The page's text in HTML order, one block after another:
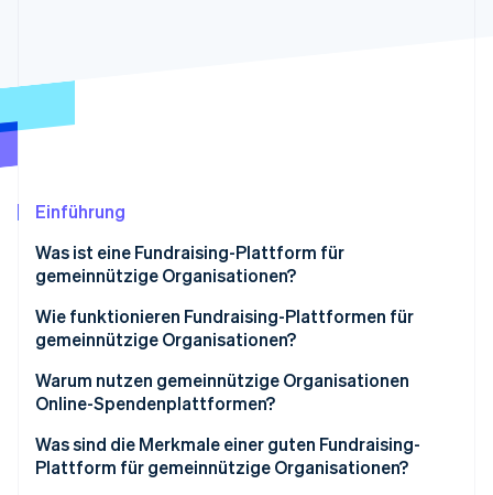
Stripe-Sessions 2026
Erfahren Sie, wie Stripe Lösungen für die
Jetzt ansehen
Einführung
Was ist eine Fundraising-Plattform für
gemeinnützige Organisationen?
Wie funktionieren Fundraising-Plattformen für
gemeinnützige Organisationen?
Warum nutzen gemeinnützige Organisationen
Online-Spendenplattformen?
Was sind die Merkmale einer guten Fundraising-
Plattform für gemeinnützige Organisationen?